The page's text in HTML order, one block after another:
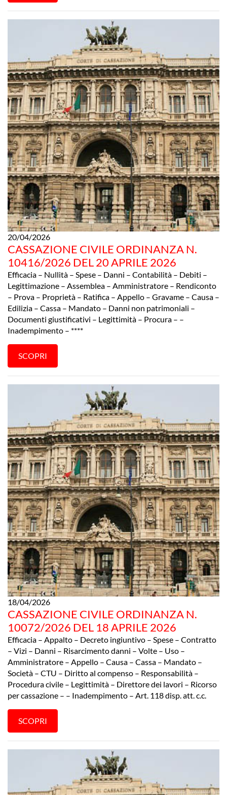
20/04/2026
CASSAZIONE CIVILE ORDINANZA N.
10416/2026 DEL 20 APRILE 2026
Efficacia – Nullità – Spese – Danni – Contabilità – Debiti –
Legittimazione – Assemblea – Amministratore – Rendiconto
– Prova – Proprietà – Ratifica – Appello – Gravame – Causa –
Edilizia – Cassa – Mandato – Danni non patrimoniali –
Documenti giustificativi – Legittimità – Procura – –
Inadempimento – ****
SCOPRI
18/04/2026
CASSAZIONE CIVILE ORDINANZA N.
10072/2026 DEL 18 APRILE 2026
Efficacia – Appalto – Decreto ingiuntivo – Spese – Contratto
– Vizi – Danni – Risarcimento danni – Volte – Uso –
Amministratore – Appello – Causa – Cassa – Mandato –
Società – CTU – Diritto al compenso – Responsabilità –
Procedura civile – Legittimità – Direttore dei lavori – Ricorso
per cassazione – – Inadempimento – Art. 118 disp. att. c.c.
SCOPRI